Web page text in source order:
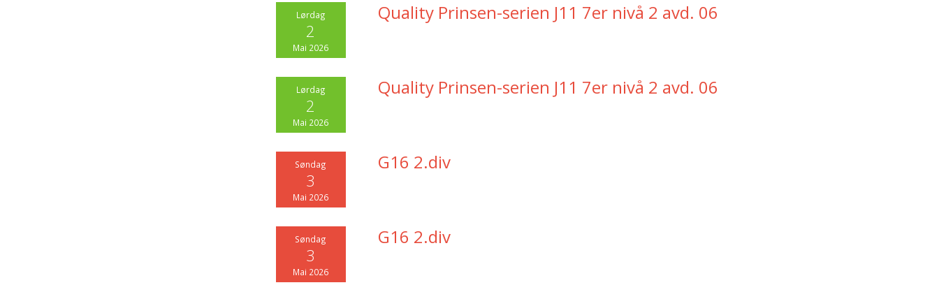
Lørdag
2
Mai 2026
Quality Prinsen-serien J11 7er nivå 2 avd. 06
Lørdag
2
Mai 2026
Quality Prinsen-serien J11 7er nivå 2 avd. 06
Søndag
3
Mai 2026
G16 2.div
Søndag
3
Mai 2026
G16 2.div